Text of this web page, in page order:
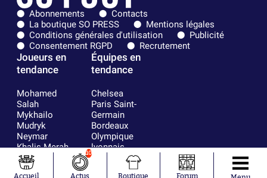
Abonnements
Contacts
La boutique SO PRESS
Mentions légales
Conditions générales d'utilisation
Publicité
Consentement RGPD
Recrutement
Joueurs en
tendance
Mohamed
Salah
Mykhailo
Mudryk
Neymar
Khalis Merah
Loïs Openda
Moussa
Équipes en
tendance
Chelsea
Paris Saint-
Germain
Bordeaux
Olympique
lyonnais
FIFA
Real Madrid
Accueil
10
Actus Boutique Forum